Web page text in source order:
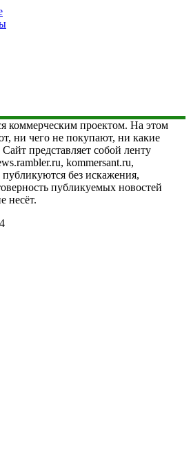
коммерческим проектом. На этом
ни чего не покупают, ни какие
представляет собой ленту
kommersant.ru,
без искажения,
публикуемых новостей
несёт.